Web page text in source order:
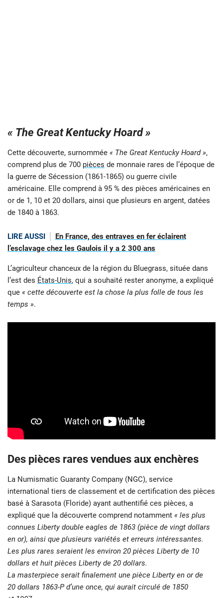
« The Great Kentucky Hoard »
Cette découverte, surnommée « The Great Kentucky Hoard »,
comprend plus de 700 pièces de monnaie rares de l’époque de
la guerre de Sécession (1861-1865) ou guerre civile
américaine. Elle comprend à 95 % des pièces américaines en
or de 1, 10 et 20 dollars, ainsi que plusieurs en argent, datées
de 1840 à 1863.
LIRE AUSSI
En France, des entraves en fer éclairent
l’esclavage chez les Gaulois il y a 2 300 ans
L’agriculteur chanceux de la région du Bluegrass, située dans
l’est des États-Unis, qui a souhaité rester anonyme, a expliqué
que « cette découverte est la chose la plus folle de tous les
temps ».
Des pièces rares vendues aux enchères
La Numismatic Guaranty Company (NGC), service
international tiers de classement et de certification des pièces
basé à Sarasota (Floride) ayant authentifié ces pièces, a
expliqué que la découverte comprend notamment « les plus
connues Liberty double eagles de 1863 (pièce de vingt dollars
en or), ainsi que plusieurs variétés et erreurs intéressantes.
Les plus rares seraient les environ 20 pièces Liberty de 10
dollars et huit pièces Liberty de 20 dollars.
La masterpiece serait finalement une pièce Liberty en or de
20 dollars 1863-P d’une once, qui aurait circulé de 1850